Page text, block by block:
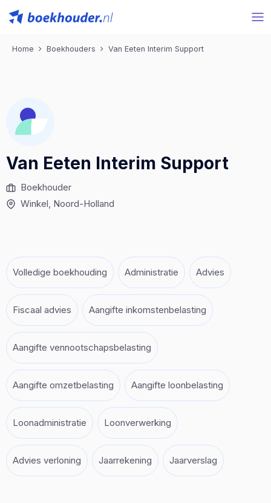
Home Boekhouders Van Eeten Interim Support
Van Eeten Interim Support
Boekhouder
Winkel, Noord-Holland
Volledige boekhouding Administratie Advies
Fiscaal advies Aangifte inkomstenbelasting
Aangifte vennootschapsbelasting
Aangifte omzetbelasting Aangifte loonbelasting
Loonadministratie Loonverwerking
Advies verloning Jaarrekening Jaarverslag